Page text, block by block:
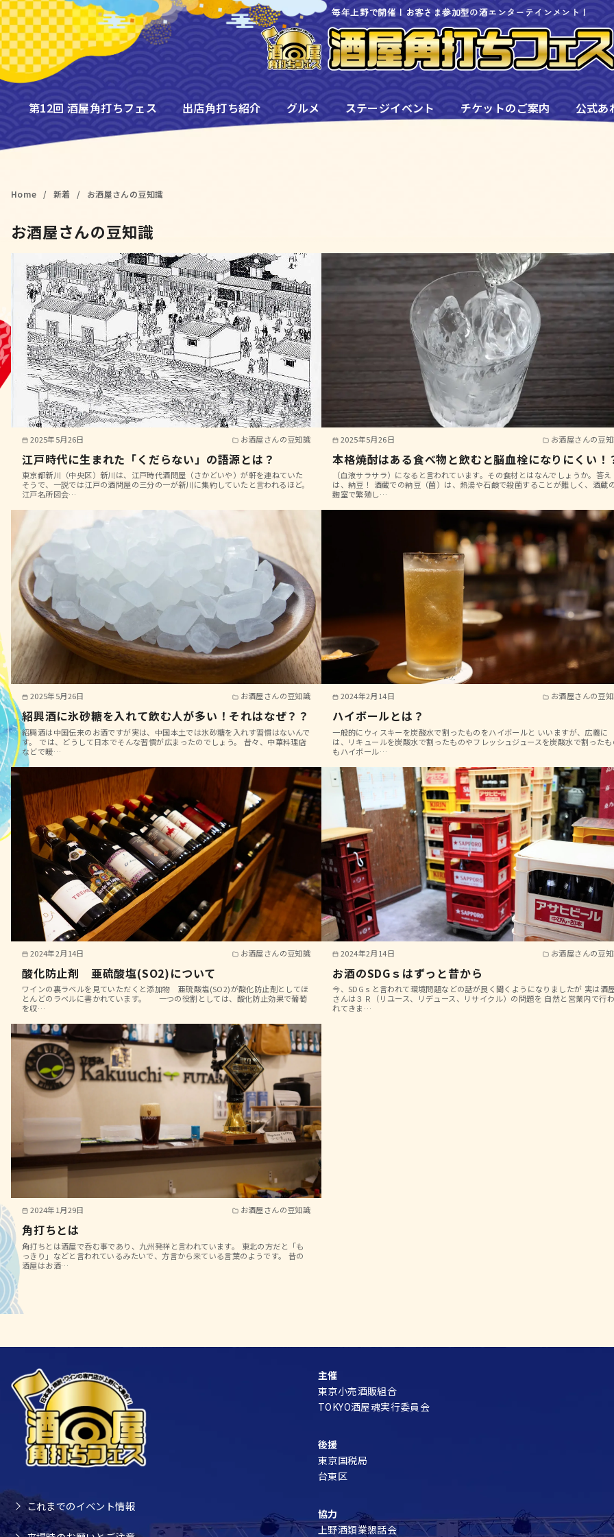
コ
ン
テ
ン
ツ
毎年上野で開催！お客さま参加型の酒エンターテインメント！
第12回 酒屋角打ちフェス 出店角打ち紹介 グルメ ステージイベント チケットのご案内 公式あ
Home 新着 お酒屋さんの豆知識
お酒屋さんの豆知識
2025年5月26日 お酒屋さんの豆知識
江戸時代に生まれた「くだらない」の語源とは？
東京都新川（中央区）新川は、江戸時代酒問屋（さかどいや）が軒を連ねていた
そうで、一説では江戸の酒問屋の三分の一が新川に集約していたと言われるほど。
江戸名所図会…
2025年5月26日 お酒屋さんの豆
本格焼酎はある食べ物と飲むと脳血栓になりにくい！
（血液サラサラ）になると言われています。その食材とはなんでしょうか。答え
は、納豆！ 酒蔵での納豆（菌）は、熱湯や石鹸で殺菌することが難しく、酒蔵
麹室で繁殖し…
2025年5月26日 お酒屋さんの豆知識
紹興酒に氷砂糖を入れて飲む人が多い！それはなぜ？？
紹興酒は中国伝来のお酒ですが実は、中国本土では氷砂糖を入れす習慣はないんで
す。 では、どうして日本でそんな習慣が広まったのでしょう。 昔々、中華料理店
などで暖…
2024年2月14日 お酒屋さんの豆
ハイボールとは？
一般的にウィスキーを炭酸水で割ったものをハイボールと いいますが、広義に
は、リキュールを炭酸水で割ったものやフレッシュジュースを炭酸水で割った
もハイボール…
2024年2月14日 お酒屋さんの豆知識
酸化防止剤 亜硫酸塩(SO2)について
ワインの裏ラベルを見ていただくと添加物 亜硫酸塩(SO2)が酸化防止剤としてほ
とんどのラベルに書かれています。 一つの役割としては、酸化防止効果で葡萄
を収…
2024年2月14日 お酒屋さんの豆
お酒のSDGｓはずっと昔から
今、SDGｓと言われて環境問題などの話が良く聞くようになりましたが 実は酒
さんは３Ｒ（リユース、リデュース、リサイクル）の問題を 自然と営業内で行
れてきま…
2024年1月29日 お酒屋さんの豆知識
角打ちとは
角打ちとは酒屋で呑む事であり、九州発祥と言われています。 東北の方だと「も
っきり」などと言われているみたいで、方言から来ている言葉のようです。 昔の
酒屋はお酒…
これまでのイベント情報
主催
東京小売酒販組合
TOKYO酒屋魂実行委員会
後援
東京国税局
台東区
協力
上野酒類業懇話会